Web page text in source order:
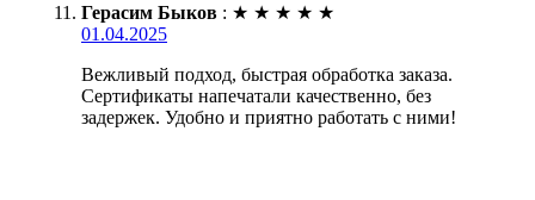
Герасим Быков : ★ ★ ★ ★ ★
01.04.2025
Вежливый подход, быстрая обработка заказа.
Сертификаты напечатали качественно, без
задержек. Удобно и приятно работать с ними!